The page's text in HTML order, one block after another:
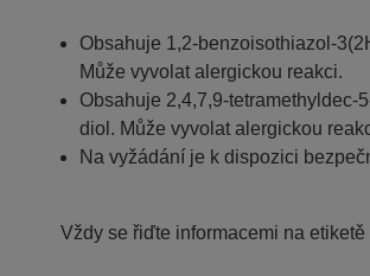
Obsahuje 1,2-benzoisothiazol-
Může vyvolat alergickou reakci.
Obsahuje 2,4,7,9-tetramethyldec-
diol. Může vyvolat alergickou
Na vyžádání je k dispozici
Vždy se řiďte informacemi na etiketě